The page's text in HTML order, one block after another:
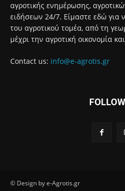
αγροτικής ενημέρωσης,
ειδήσεων 24/7. Είμαστε εδώ για
του αγροτικού τομέα, από τη
μέχρι την αγροτική οικονομία
Contact us: info@e-agrotis.gr
© Design by e-Agrotis.gr